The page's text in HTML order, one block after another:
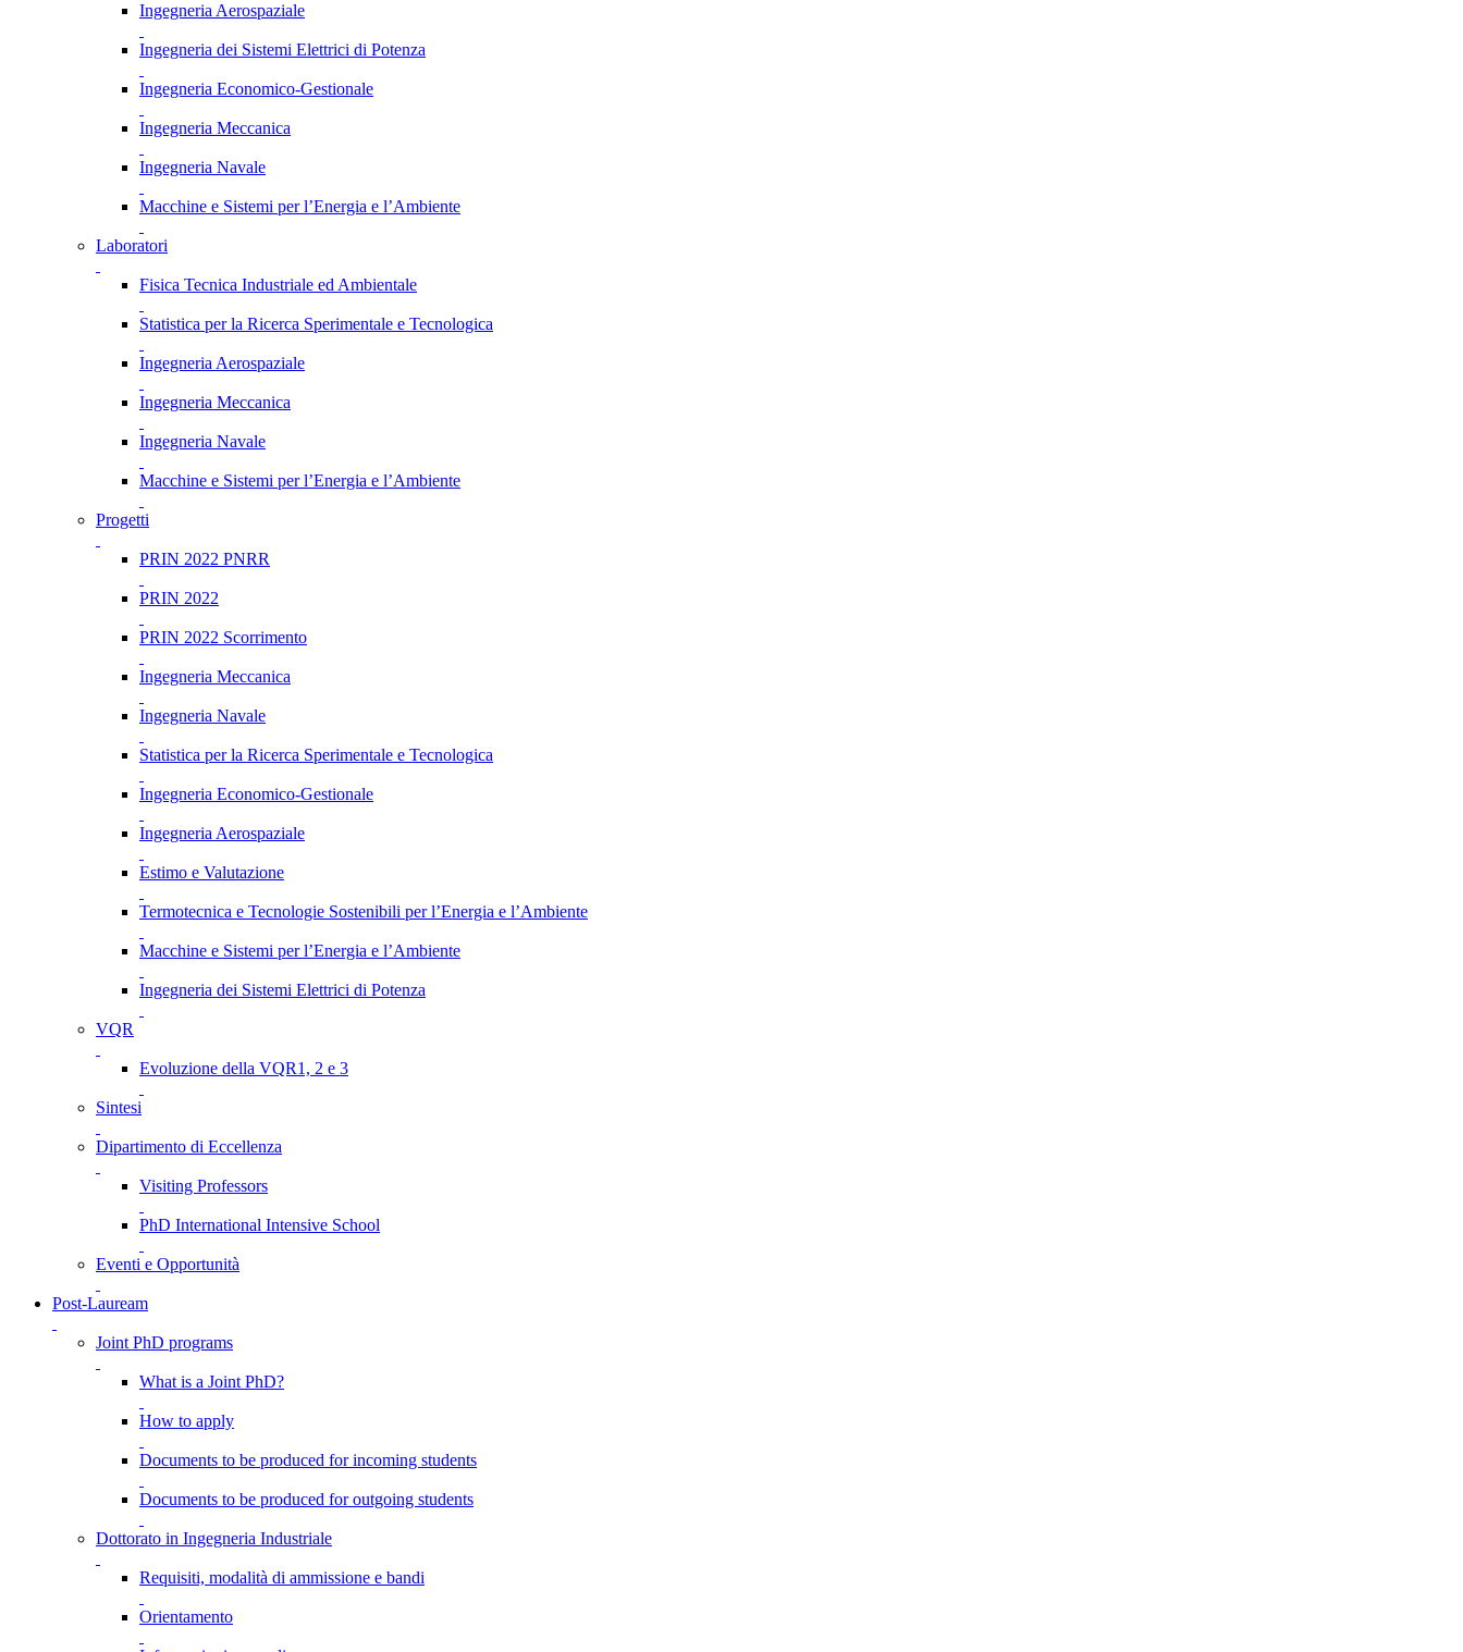
Ingegneria Aerospaziale
Ingegneria dei Sistemi Elettrici di Potenza
Ingegneria Economico-Gestionale
Ingegneria Meccanica
Ingegneria Navale
Macchine e Sistemi per l’Energia e l’Ambiente
Laboratori
Fisica Tecnica Industriale ed Ambientale
Statistica per la Ricerca Sperimentale e Tecnologica
Ingegneria Aerospaziale
Ingegneria Meccanica
Ingegneria Navale
Macchine e Sistemi per l’Energia e l’Ambiente
Progetti
PRIN 2022 PNRR
PRIN 2022
PRIN 2022 Scorrimento
Ingegneria Meccanica
Ingegneria Navale
Statistica per la Ricerca Sperimentale e Tecnologica
Ingegneria Economico-Gestionale
Ingegneria Aerospaziale
Estimo e Valutazione
Termotecnica e Tecnologie Sostenibili per l’Energia e l’Ambiente
Macchine e Sistemi per l’Energia e l’Ambiente
Ingegneria dei Sistemi Elettrici di Potenza
VQR
Evoluzione della VQR1, 2 e 3
Sintesi
Dipartimento di Eccellenza
Visiting Professors
PhD International Intensive School
Eventi e Opportunità
Post-Lauream
Joint PhD programs
What is a Joint PhD?
How to apply
Documents to be produced for incoming students
Documents to be produced for outgoing students
Dottorato in Ingegneria Industriale
Requisiti, modalità di ammissione e bandi
Orientamento